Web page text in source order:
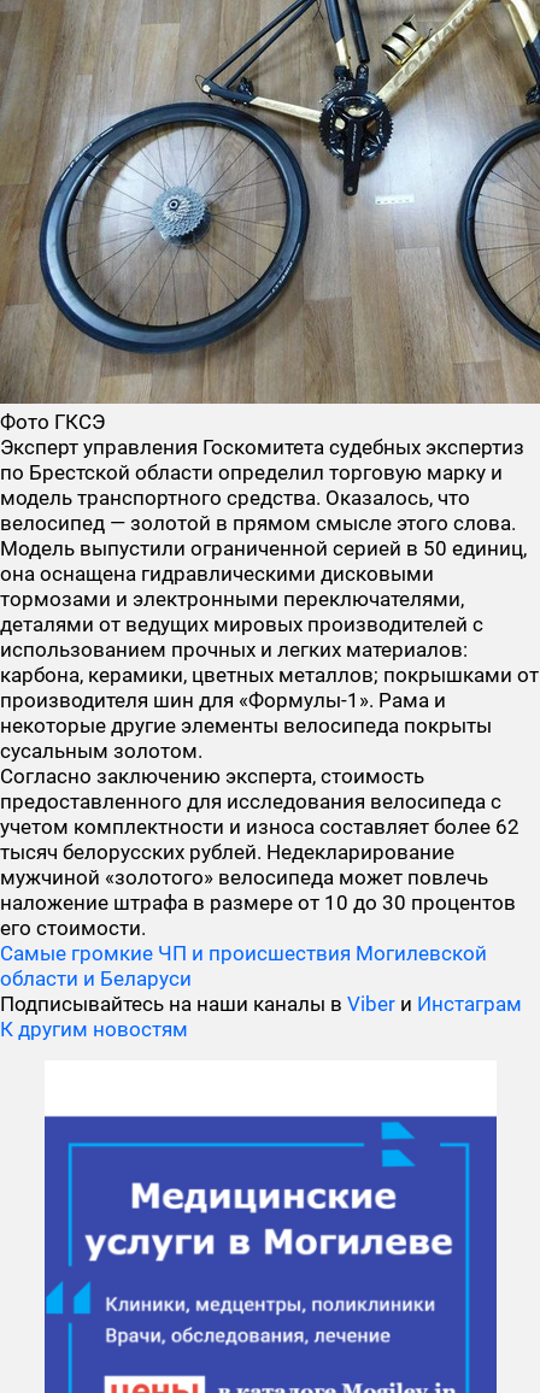
Фото ГКСЭ
Эксперт управления Госкомитета судебных экспертиз
по Брестской области определил торговую марку и
модель транспортного средства. Оказалось, что
велосипед — золотой в прямом смысле этого слова.
Модель выпустили ограниченной серией в 50 единиц,
она оснащена гидравлическими дисковыми
тормозами и электронными переключателями,
деталями от ведущих мировых производителей с
использованием прочных и легких материалов:
карбона, керамики, цветных металлов; покрышками от
производителя шин для «Формулы-1». Рама и
некоторые другие элементы велосипеда покрыты
сусальным золотом.
Согласно заключению эксперта, стоимость
предоставленного для исследования велосипеда с
учетом комплектности и износа составляет более 62
тысяч белорусских рублей. Недекларирование
мужчиной «золотого» велосипеда может повлечь
наложение штрафа в размере от 10 до 30 процентов
его стоимости.
Самые громкие ЧП и происшествия Могилевской
области и Беларуси
Подписывайтесь на наши каналы в Viber и Инстаграм
К другим новостям